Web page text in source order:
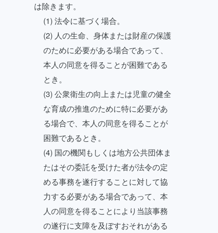
は除きます。
(1) 法令に基づく場合。
(2) 人の生命、身体または財産の保護
のために必要がある場合であって、
本人の同意を得ることが困難である
とき。
(3) 公衆衛生の向上または児童の健全
な育成の推進のために特に必要があ
る場合で、本人の同意を得ることが
困難であるとき。
(4) 国の機関もしくは地方公共団体ま
たはその委託を受けた者が法令の定
める事務を遂行することに対して協
力する必要がある場合であって、本
人の同意を得ることにより当該事務
の遂行に支障を及ぼすおそれがある